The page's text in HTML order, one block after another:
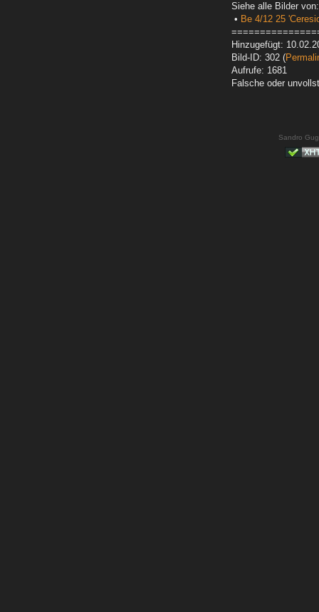
Siehe alle Bilder von:
• Be 4/12 25
Hinzugefügt:
Bild-ID: 302 (
Aufrufe: 1681
Falsche oder
Sandro